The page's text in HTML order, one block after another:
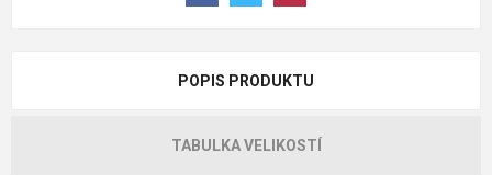
POPIS PRODUKTU
TABULKA VELIKOSTÍ